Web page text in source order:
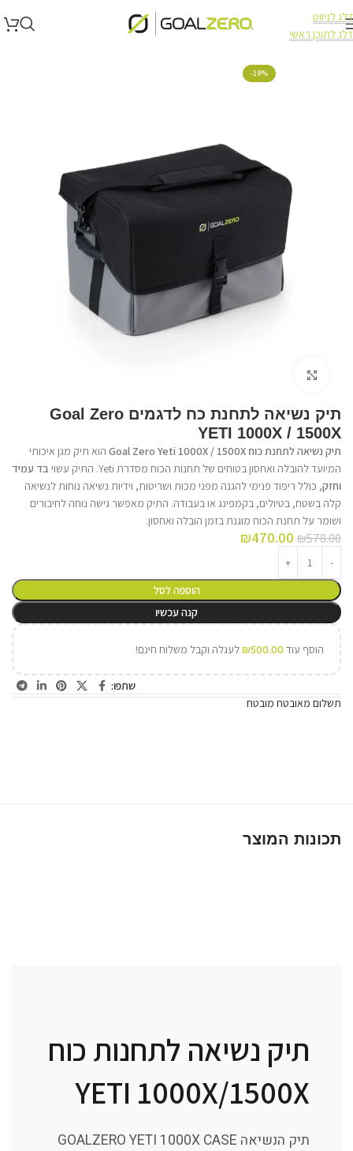
דלג לניווט
דלג לתוכן ראשי
-19%
תיק נשיאה לתחנת כח לדגמים Goal Zero
YETI 1000X / 1500X
תיק נשיאה לתחנת כוח Goal Zero Yeti 1000X / 1500X
הוא תיק מגן איכותי
המיועד להובלה ואחסון בטוחים של תחנות הכוח מסדרת Yeti. התיק עשוי
בד עמיד
וחזק, כולל ריפוד פנימי להגנה מפני מכות ושריטות, וידיות נשיאה נוחות לנשיאה
קלה בשטח, בטיולים, בקמפינג או בעבודה. התיק מאפשר גישה נוחה לחיבורים
ושומר על תחנת הכוח מוגנת בזמן הובלה ואחסון.
₪578.00
₪470.00
הוספה לסל
קנה עכשיו
הוסף עוד ₪500.00 לעגלה וקבל משלוח חינם!
שתפו:
תשלום מאובטח מובטח
תכונות המוצר
תיק נשיאה לתחנות כוח
YETI 1000X/1500X
תיק הנשיאה GOALZERO YETI 1000X CASE